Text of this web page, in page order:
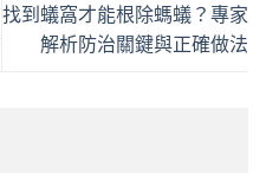
找到蟻窩才能根除螞蟻？專家
解析防治關鍵與正確做法